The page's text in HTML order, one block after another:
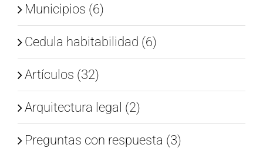
Municipios (6)
Cedula habitabilidad (6)
Artículos (32)
Arquitectura legal (2)
Preguntas con respuesta (3)